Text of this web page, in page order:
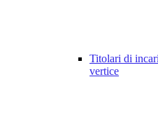
Titolari di
vertice